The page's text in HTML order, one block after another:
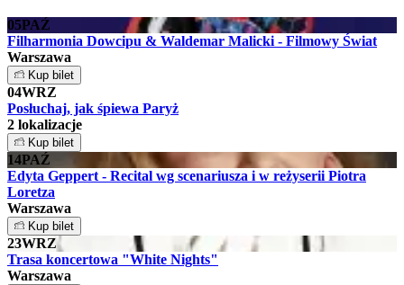
05PAŹ
Filharmonia Dowcipu & Waldemar Malicki - Filmowy Świat
Warszawa
Kup bilet
04WRZ
Posłuchaj, jak śpiewa Paryż
2 lokalizacje
Kup bilet
14PAŹ
Edyta Geppert - Recital wg scenariusza i w reżyserii Piotra
Loretza
Warszawa
Kup bilet
23WRZ
Trasa koncertowa "White Nights"
Warszawa